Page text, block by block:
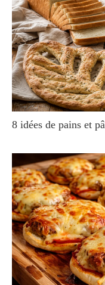
8 idées de pains et